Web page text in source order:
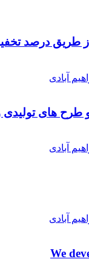
طریق درصد
آبادی
و طرح های
آبادی
آبادی
We